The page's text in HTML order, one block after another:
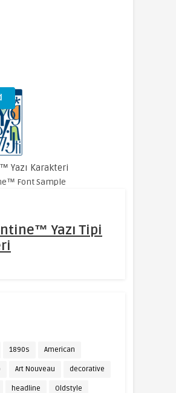
Yazı Karakteri
Yazı Tipi
1890s American
Art Nouveau decorative
headline Oldstyle